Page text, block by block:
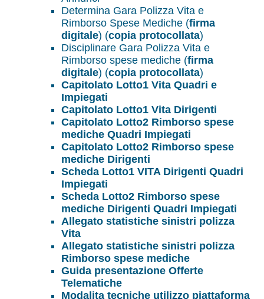
Determina Gara Polizza Vita e
Rimborso Spese Mediche (firma
digitale) (copia protocollata)
Disciplinare Gara Polizza Vita e
Rimborso spese mediche (firma
digitale) (copia protocollata)
Capitolato Lotto1 Vita Quadri e
Impiegati
Capitolato Lotto1 Vita Dirigenti
Capitolato Lotto2 Rimborso spese
mediche Quadri Impiegati
Capitolato Lotto2 Rimborso spese
mediche Dirigenti
Scheda Lotto1 VITA Dirigenti Quadri
Impiegati
Scheda Lotto2 Rimborso spese
mediche Dirigenti Quadri Impiegati
Allegato statistiche sinistri polizza
Vita
Allegato statistiche sinistri polizza
Rimborso spese mediche
Guida presentazione Offerte
Telematiche
Modalita tecniche utilizzo piattaforma